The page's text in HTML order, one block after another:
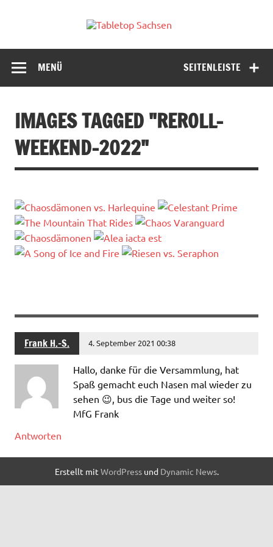
Sachsen
SEITENLEISTE
MENÜ
IMAGES TAGGED "REROLL-
WEEKEND-2022"
Frank H.-S. 4. September 2021 00:38
Hallo, danke für die Versammlung, hat
Spaß gemacht euch Nasen mal wieder zu
sehen 😉, bus die Tage und weiter so!
MfG Frank
Antworten
Erstellt mit WordPressund Dynamic News.